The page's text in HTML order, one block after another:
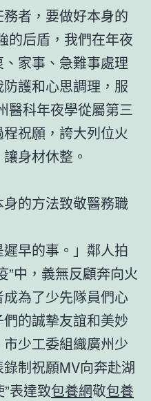
者，要做好本身的
的后盾，我們在年夜
家事、急難事處理
護和心思調理，服
醫科年夜學從屬第三
祝願，誇大列位火
身材休整。
的方法致敬醫務職
早的事。」鄰人拍
”中，義無反顧奔向火
為了少先隊員們心
的誠摯友誼和美妙
少工委組織廣州少
錄制祝願MV向奔赴湖
表達致包養網敬包養